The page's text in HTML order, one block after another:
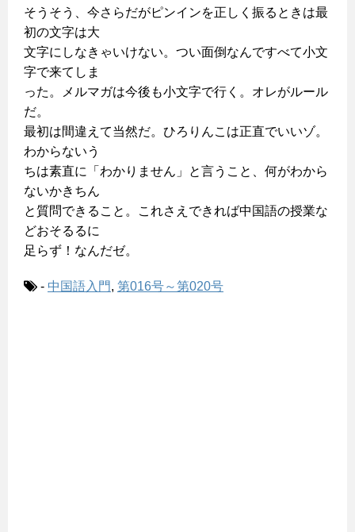
そうそう、今さらだがピンインを正しく振るときは最
初の文字は大
文字にしなきゃいけない。つい面倒なんですべて小文
字で来てしま
った。メルマガは今後も小文字で行く。オレがルール
だ。
最初は間違えて当然だ。ひろりんこは正直でいいゾ。
わからないう
ちは素直に「わかりません」と言うこと、何がわから
ないかきちん
と質問できること。これさえできれば中国語の授業な
どおそるるに
足らず！なんだゼ。
- 中国語入門, 第016号～第020号